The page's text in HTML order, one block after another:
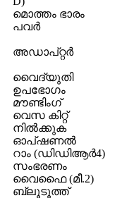
മൊത്തം ഭാരം
പവർ
അഡാപ്റ്റർ
വൈദ്യുതി
ഉപഭോഗം
മൗണ്ടിംഗ്
വെസ കിറ്റ്
നിൽക്കുക
ഓപ്ഷണൽ
റാം (ഡിഡിആർ4)
സംഭരണം
വൈഫൈ (മീ.2)
ബ്ലൂടൂത്ത്